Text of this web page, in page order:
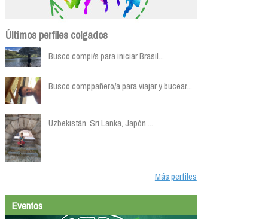
Últimos perfiles colgados
Busco compi/s para iniciar Brasil...
Busco comppañero/a para viajar y bucear...
Uzbekistán, Sri Lanka, Japón ...
Más perfiles
Eventos